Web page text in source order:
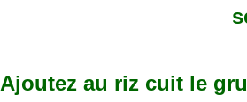
Ajoutez au riz cuit le